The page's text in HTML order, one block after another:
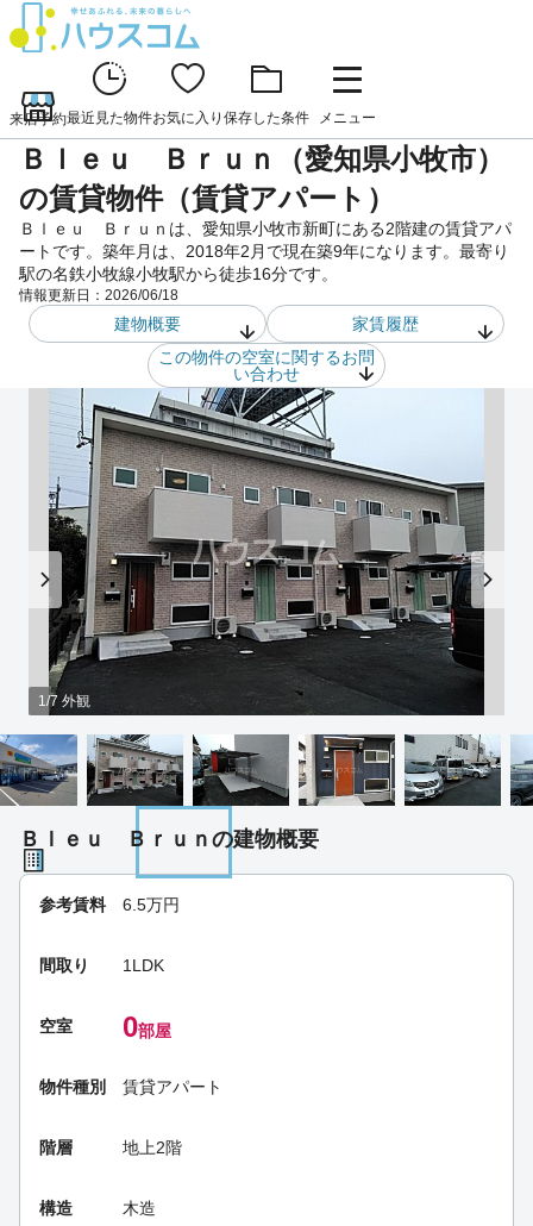
来店予約最近見た物件お気に入り 保存した条件 メニュー
Ｂｌｅｕ Ｂｒｕｎ（愛知県小牧市）
の賃貸物件（賃貸アパート）
Ｂｌｅｕ Ｂｒｕｎは、愛知県小牧市新町にある2階建の賃貸アパ
ートです。築年月は、2018年2月で現在築9年になります。最寄り
駅の名鉄小牧線小牧駅から徒歩16分です。
情報更新日： 2026/06/18
建物概要
家賃履歴
この物件の空室に関するお問
い合わせ
1/7 外観
Ｂｌｅｕ Ｂｒｕｎの建物概要
参考賃料 6.5万円
間取り 1LDK
空室 0部屋
物件種別 賃貸アパート
階層 地上2階
構造 木造